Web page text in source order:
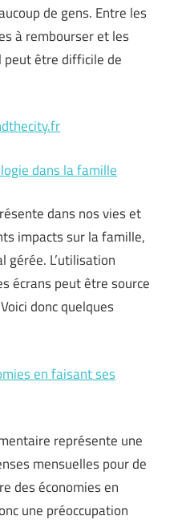
de gens. Entre les
à rembourser et les
peut être difficile de
dans la famille
dans nos vies et
impacts sur la famille,
gérée. L’utilisation
écrans peut être source
donc quelques
en faisant ses
représente une
mensuelles pour de
des économies en
une préoccupation